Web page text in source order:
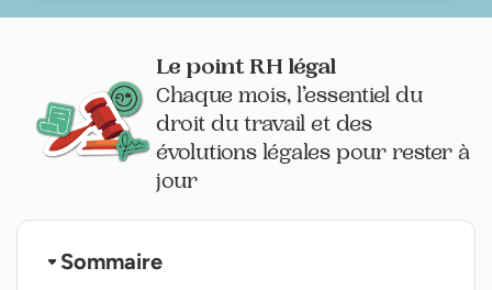
Le point RH légal
Chaque mois, l’essentiel du
droit du travail et des
évolutions légales pour rester à
jour
Sommaire